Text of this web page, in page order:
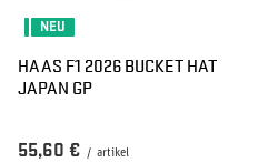
NEU
HAAS F1 2026 BUCKET HAT
JAPAN GP
55,60 € / artikel